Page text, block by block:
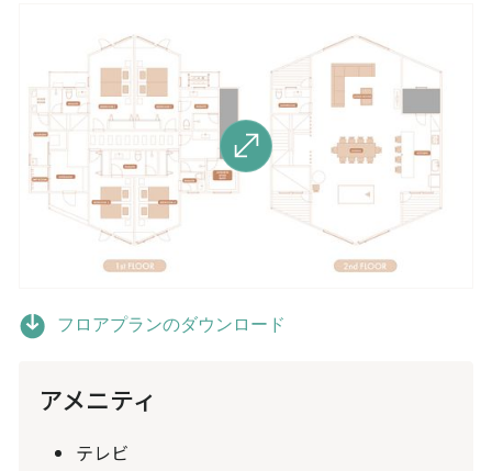
フロアプランのダウンロード
アメニティ
‍テレビ